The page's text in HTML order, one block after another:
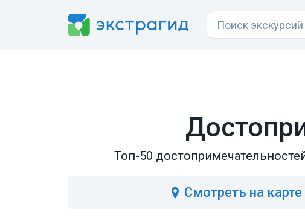
Топ-50
Смотреть на карте